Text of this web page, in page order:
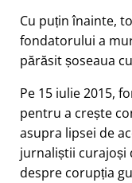
Cu puțin înainte,
fondatorului a
părăsit șoseaua
Pe 15 iulie 2015,
pentru a crește
asupra lipsei de
jurnaliștii
despre corupția